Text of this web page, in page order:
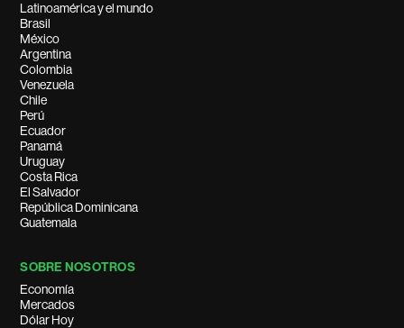
Latinoamérica y el mundo
Brasil
México
Argentina
Colombia
Venezuela
Chile
Perú
Ecuador
Panamá
Uruguay
Costa Rica
El Salvador
República Dominicana
Guatemala
SOBRE NOSOTROS
Economía
Mercados
Dólar Hoy